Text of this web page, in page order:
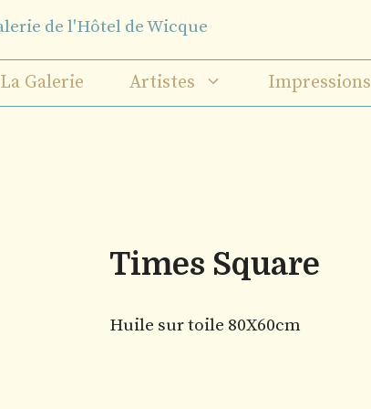
La Galerie Artistes Impressions
Times Square
Huile sur toile 80X60cm